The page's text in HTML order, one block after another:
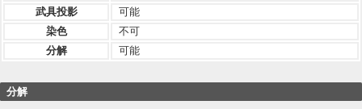
武具投影
可能
染色
不可
分解
可能
分解